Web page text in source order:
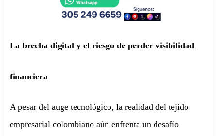
La brecha digital y el riesgo de perder visibilidad
financiera
A pesar del auge tecnológico, la realidad del tejido
empresarial colombiano aún enfrenta un desafío